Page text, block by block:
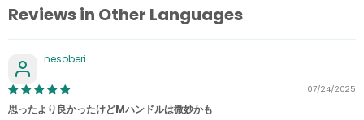
Reviews in Other Languages
nesoberi
07/24/2025
思ったより良かったけどMハンドルは微妙かも